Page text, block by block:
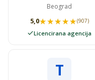
Beograd
5,0★★★★★
★★★★★(907)
Licencirana agencija
T